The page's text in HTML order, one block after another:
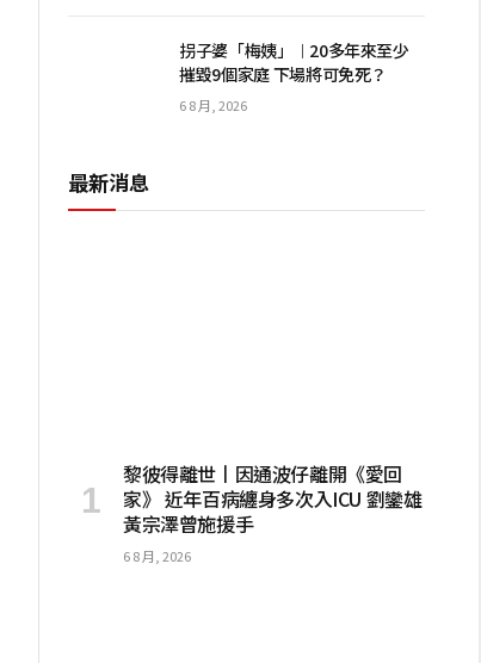
拐子婆「梅姨」︱20多年來至少
摧毀9個家庭 下場將可免死？
6 8 月, 2026
最新消息
黎彼得離世丨因通波仔離開《愛回
家》 近年百病纏身多次入ICU 劉鑾雄
黃宗澤曾施援手
6 8 月, 2026